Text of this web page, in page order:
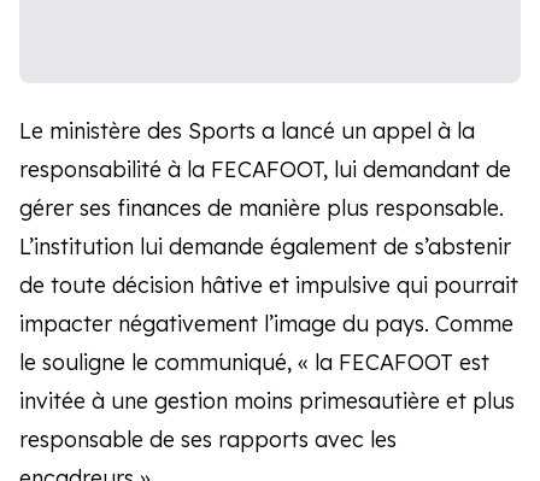
Le ministère des Sports a lancé un appel à la
responsabilité à la FECAFOOT, lui demandant de
gérer ses finances de manière plus responsable.
L’institution lui demande également de s’abstenir
de toute décision hâtive et impulsive qui pourrait
impacter négativement l’image du pays. Comme
le souligne le communiqué, « la FECAFOOT est
invitée à une gestion moins primesautière et plus
responsable de ses rapports avec les